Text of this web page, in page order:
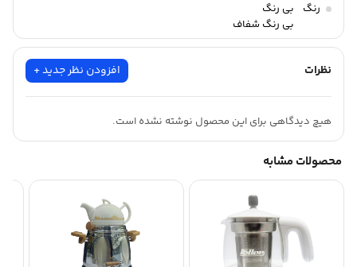
رنگ
بی رنگ
بی رنگ شفاف
نظرات افزودن نظر جدید +
هیچ دیدگاهی برای این محصول نوشته نشده است.
محصولات مشابه